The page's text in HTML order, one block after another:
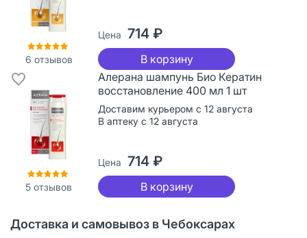
6 отзывов
Цена 714 ₽
В корзину
5 отзывов
Алерана шампунь Био Кератин
восстановление 400 мл 1 шт
Доставим курьером с 12 августа
В аптеку с 12 августа
Цена 714 ₽
В корзину
Доставка и самовывоз в Чебоксарах